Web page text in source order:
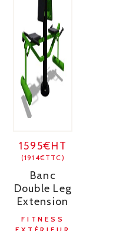
1595€HT
(1914€TTC)
Banc
Double Leg
Extension
FITNESS